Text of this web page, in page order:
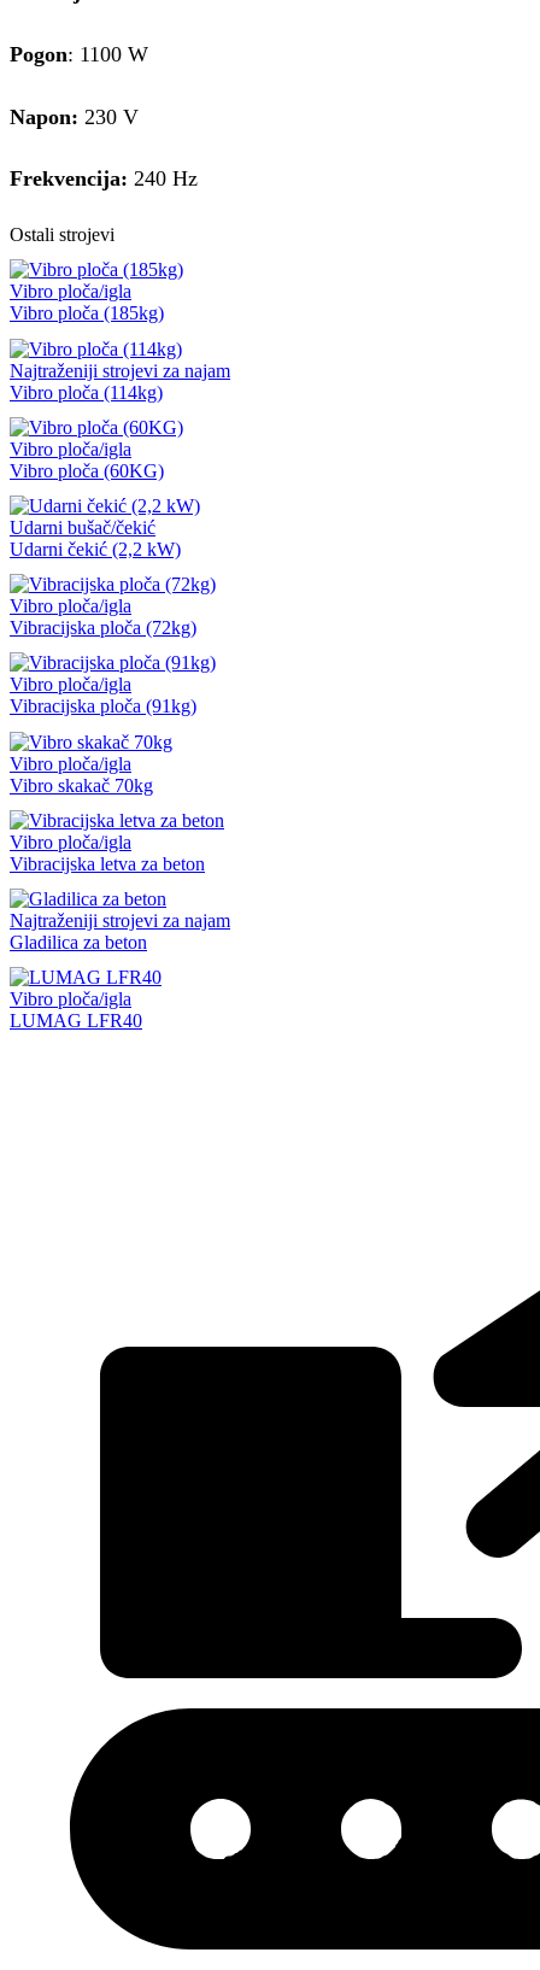
Pogon: 1100 W
Napon: 230 V
Frekvencija: 240 Hz
Ostali strojevi
Vibro ploča/igla
Vibro ploča (185kg)
Najtraženiji strojevi za najam
Vibro ploča (114kg)
Vibro ploča/igla
Vibro ploča (60KG)
Udarni bušač/čekić
Udarni čekić (2,2 kW)
Vibro ploča/igla
Vibracijska ploča (72kg)
Vibro ploča/igla
Vibracijska ploča (91kg)
Vibro ploča/igla
Vibro skakač 70kg
Vibro ploča/igla
Vibracijska letva za beton
Najtraženiji strojevi za najam
Gladilica za beton
Vibro ploča/igla
LUMAG LFR40